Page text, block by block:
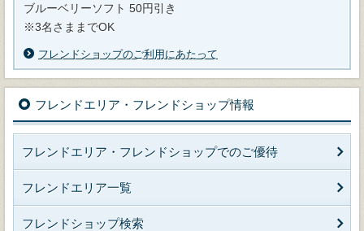
ブルーベリーソフト 50円引き
※3名さままでOK
フレンドショップのご利用にあたって
フレンドエリア・フレンドショップ情報
フレンドエリア・フレンドショップでのご優待
フレンドエリア一覧
フレンドショップ検索